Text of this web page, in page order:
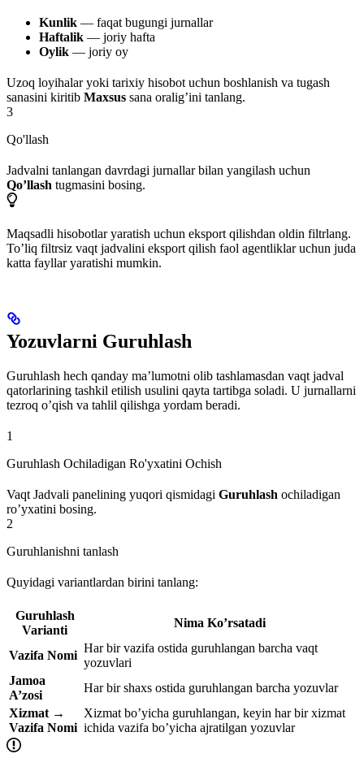
Kunlik — faqat bugungi jurnallar
Haftalik — joriy hafta
Oylik — joriy oy
Uzoq loyihalar yoki tarixiy hisobot uchun boshlanish va tugash
sanasini kiritib Maxsus sana oralig’ini tanlang.
3
Qo'llash
Jadvalni tanlangan davrdagi jurnallar bilan yangilash uchun
Qo’llash tugmasini bosing.
Maqsadli hisobotlar yaratish uchun eksport qilishdan oldin filtrlang.
To’liq filtrsiz vaqt jadvalini eksport qilish faol agentliklar uchun juda
katta fayllar yaratishi mumkin.
Yozuvlarni Guruhlash
Guruhlash hech qanday ma’lumotni olib tashlamasdan vaqt jadval
qatorlarining tashkil etilish usulini qayta tartibga soladi. U jurnallarni
tezroq o’qish va tahlil qilishga yordam beradi.
1
Guruhlash Ochiladigan Ro'yxatini Ochish
Vaqt Jadvali panelining yuqori qismidagi Guruhlash ochiladigan
ro’yxatini bosing.
2
Guruhlanishni tanlash
Quyidagi variantlardan birini tanlang:
Guruhlash
Varianti
Nima Ko’rsatadi
Vazifa Nomi
Har bir vazifa ostida guruhlangan barcha vaqt
yozuvlari
Jamoa
A’zosi
Har bir shaxs ostida guruhlangan barcha yozuvlar
Xizmat →
Vazifa Nomi
Xizmat bo’yicha guruhlangan, keyin har bir xizmat
ichida vazifa bo’yicha ajratilgan yozuvlar